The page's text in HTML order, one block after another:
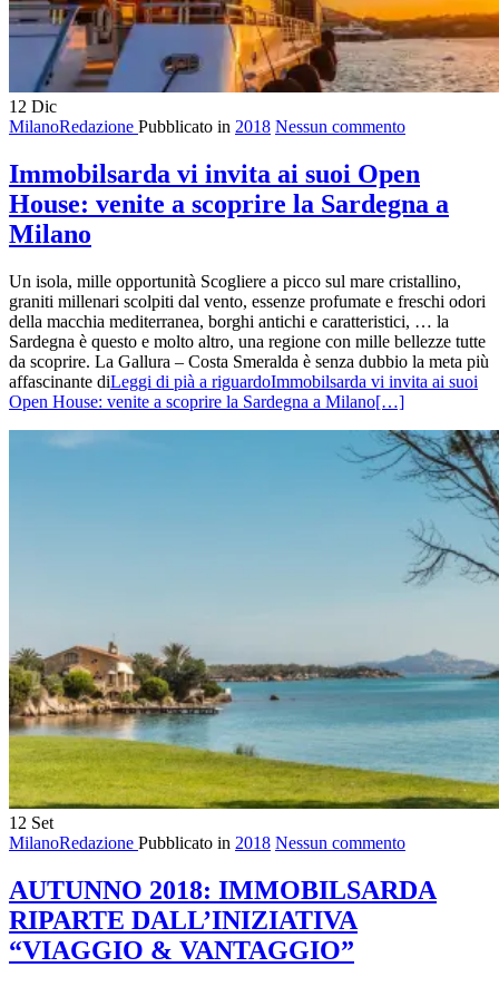
12 Dic
MilanoRedazione Pubblicato in 2018 Nessun commento
Immobilsarda vi invita ai suoi Open
House: venite a scoprire la Sardegna a
Milano
Un isola, mille opportunità Scogliere a picco sul mare cristallino,
graniti millenari scolpiti dal vento, essenze profumate e freschi odori
della macchia mediterranea, borghi antichi e caratteristici, … la
Sardegna è questo e molto altro, una regione con mille bellezze tutte
da scoprire. La Gallura – Costa Smeralda è senza dubbio la meta più
affascinante diLeggi di pià a riguardoImmobilsarda vi invita ai suoi
Open House: venite a scoprire la Sardegna a Milano[…]
12 Set
MilanoRedazione Pubblicato in 2018 Nessun commento
AUTUNNO 2018: IMMOBILSARDA
RIPARTE DALL’INIZIATIVA
“VIAGGIO & VANTAGGIO”